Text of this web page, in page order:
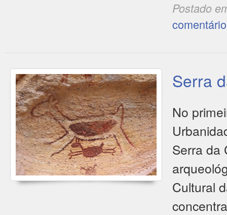
Postado
Serra
No
Serra da
Cultural